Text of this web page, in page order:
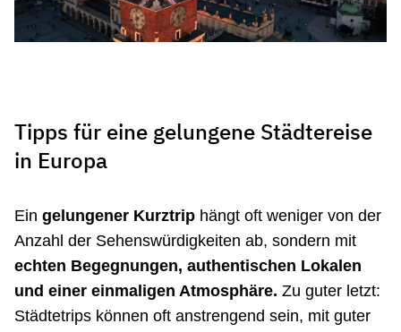
Tipps für eine gelungene Städtereise
in Europa
Ein gelungener Kurztrip hängt oft weniger von der
Anzahl der Sehenswürdigkeiten ab, sondern mit
echten Begegnungen, authentischen Lokalen
und einer einmaligen Atmosphäre. Zu guter letzt:
Städtetrips können oft anstrengend sein, mit guter